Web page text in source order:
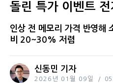
돌린 특가 이벤트 전
인상 전 메모리 가격 반영해
비 20~30% 저렴
신동민 기자
2026년 01월 09일